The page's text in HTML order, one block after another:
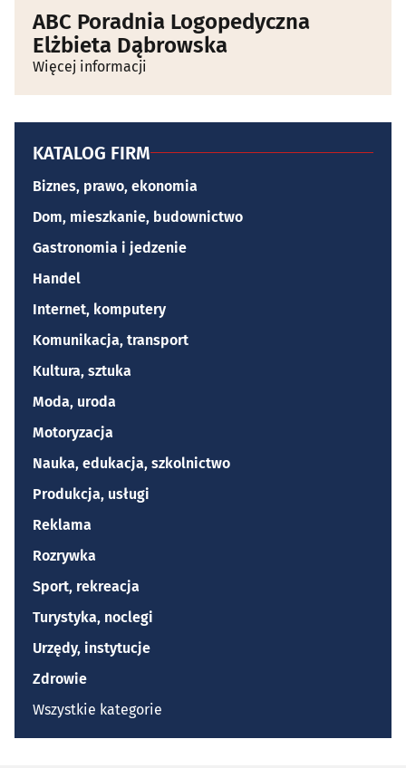
ABC Poradnia Logopedyczna
Elżbieta Dąbrowska
Więcej informacji
KATALOG FIRM
Biznes, prawo, ekonomia
Dom, mieszkanie, budownictwo
Gastronomia i jedzenie
Handel
Internet, komputery
Komunikacja, transport
Kultura, sztuka
Moda, uroda
Motoryzacja
Nauka, edukacja, szkolnictwo
Produkcja, usługi
Reklama
Rozrywka
Sport, rekreacja
Turystyka, noclegi
Urzędy, instytucje
Zdrowie
Wszystkie kategorie